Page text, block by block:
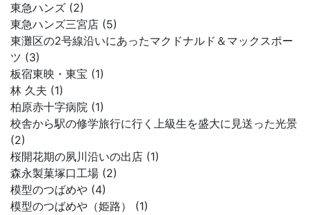
東急ハンズ (2)
東急ハンズ三宮店 (5)
東灘区の2号線沿いにあったマクドナルド＆マックスポー
ツ (3)
板宿東映・東宝 (1)
林 久夫 (1)
柏原赤十字病院 (1)
校舎から駅の修学旅行に行く上級生を盛大に見送った光景
(2)
桜開花期の夙川沿いの出店 (1)
森永製菓塚口工場 (2)
模型のつばめや (4)
模型のつばめや（姫路） (1)